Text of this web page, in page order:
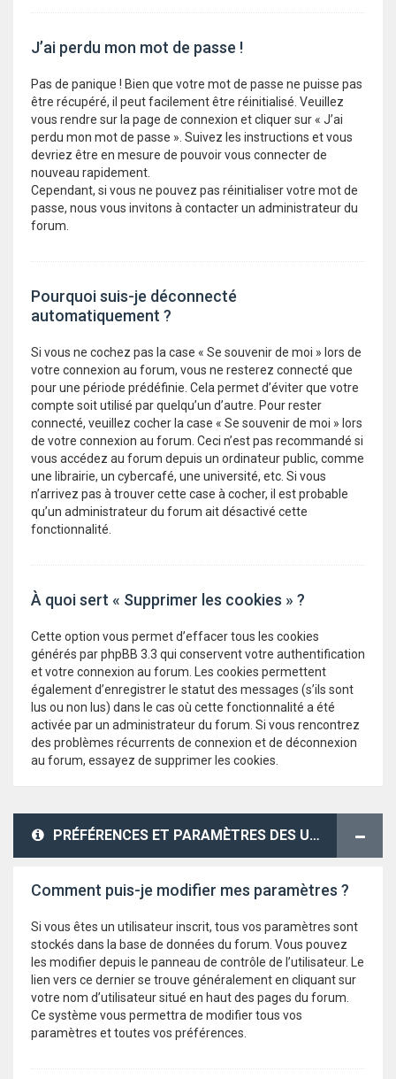
J’ai perdu mon mot de passe !
Pas de panique ! Bien que votre mot de passe ne puisse pas
être récupéré, il peut facilement être réinitialisé. Veuillez
vous rendre sur la page de connexion et cliquer sur « J’ai
perdu mon mot de passe ». Suivez les instructions et vous
devriez être en mesure de pouvoir vous connecter de
nouveau rapidement.
Cependant, si vous ne pouvez pas réinitialiser votre mot de
passe, nous vous invitons à contacter un administrateur du
forum.
Pourquoi suis-je déconnecté
automatiquement ?
Si vous ne cochez pas la case « Se souvenir de moi » lors de
votre connexion au forum, vous ne resterez connecté que
pour une période prédéfinie. Cela permet d’éviter que votre
compte soit utilisé par quelqu’un d’autre. Pour rester
connecté, veuillez cocher la case « Se souvenir de moi » lors
de votre connexion au forum. Ceci n’est pas recommandé si
vous accédez au forum depuis un ordinateur public, comme
une librairie, un cybercafé, une université, etc. Si vous
n’arrivez pas à trouver cette case à cocher, il est probable
qu’un administrateur du forum ait désactivé cette
fonctionnalité.
À quoi sert « Supprimer les cookies » ?
Cette option vous permet d’effacer tous les cookies
générés par phpBB 3.3 qui conservent votre authentification
et votre connexion au forum. Les cookies permettent
également d’enregistrer le statut des messages (s’ils sont
lus ou non lus) dans le cas où cette fonctionnalité a été
activée par un administrateur du forum. Si vous rencontrez
des problèmes récurrents de connexion et de déconnexion
au forum, essayez de supprimer les cookies.
PRÉFÉRENCES ET PARAMÈTRES DES UTILISATEURS
Comment puis-je modifier mes paramètres ?
Si vous êtes un utilisateur inscrit, tous vos paramètres sont
stockés dans la base de données du forum. Vous pouvez
les modifier depuis le panneau de contrôle de l’utilisateur. Le
lien vers ce dernier se trouve généralement en cliquant sur
votre nom d’utilisateur situé en haut des pages du forum.
Ce système vous permettra de modifier tous vos
paramètres et toutes vos préférences.